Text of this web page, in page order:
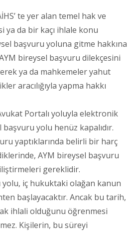
te yer alan temel hak ve
da bir kaçı ihlale konu
başvuru yoluna gitme hakkına
bireysel başvuru dilekçesini
ya da mahkemeler yahut
aracılığıyla yapma hakkı
Portalı yoluyla elektronik
yolu henüz kapalıdır.
yaptıklarında belirli bir harç
AYM bireysel başvuru
gereklidir.
iç hukuktaki olağan kanun
başlayacaktır. Ancak bu tarih,
ihlali olduğunu öğrenmesi
Kişilerin, bu süreyi